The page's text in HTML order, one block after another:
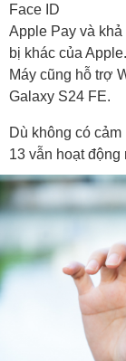
Face ID
Apple Pay và
bị khác của Apple.
Máy cũng hỗ trợ
Galaxy S24 FE.
Dù không có
13 vẫn hoạt động